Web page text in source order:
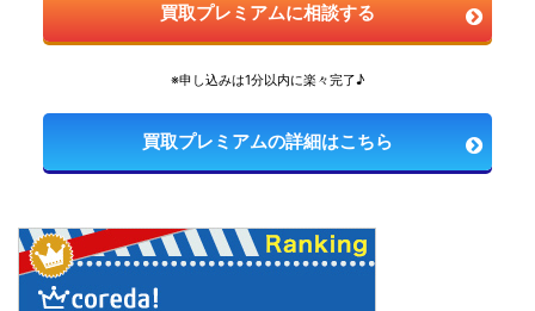
買取プレミアムに相談する
※申し込みは1分以内に楽々完了♪
買取プレミアムの詳細はこちら